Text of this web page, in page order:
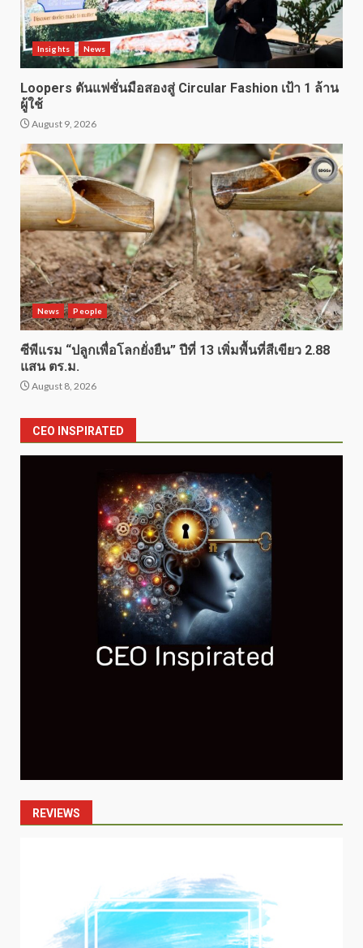
Insights News
Loopers ดันแฟชั่นมือสองสู่ Circular Fashion เป้า 1 ล้าน
ผู้ใช้
August 9, 2026
News People
ซีพีแรม “ปลูกเพื่อโลกยั่งยืน” ปีที่ 13 เพิ่มพื้นที่สีเขียว 2.88
แสน ตร.ม.
August 8, 2026
CEO INSPIRATED
REVIEWS